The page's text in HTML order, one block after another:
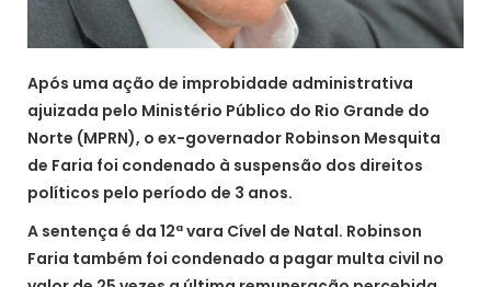
Após uma ação de improbidade administrativa
ajuizada pelo Ministério Público do Rio Grande do
Norte (MPRN), o ex-governador Robinson Mesquita
de Faria foi condenado à suspensão dos direitos
políticos pelo período de 3 anos.
A sentença é da 12ª vara Cível de Natal. Robinson
Faria também foi condenado a pagar multa civil no